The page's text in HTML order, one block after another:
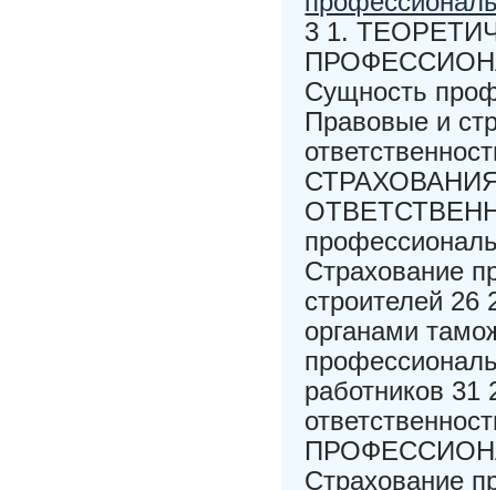
3 1.
Сущность
Правовые и
Страхование
строителей 26
органами
работников
Страхование